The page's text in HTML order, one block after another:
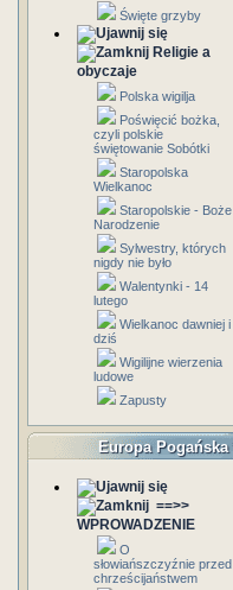
Święte grzyby
Religie a
obyczaje
Polska wigilja
Poświęcić bożka,
czyli polskie
świętowanie Sobótki
Staropolska
Wielkanoc
Staropolskie - Boże
Narodzenie
Sylwestry, których
nigdy nie było
Walentynki - 14
lutego
Wielkanoc dawniej i
dziś
Wigilijne wierzenia
ludowe
Zapusty
Europa Pogańska
==>>
WPROWADZENIE
O
słowiańszczyźnie przed
chrześcijaństwem